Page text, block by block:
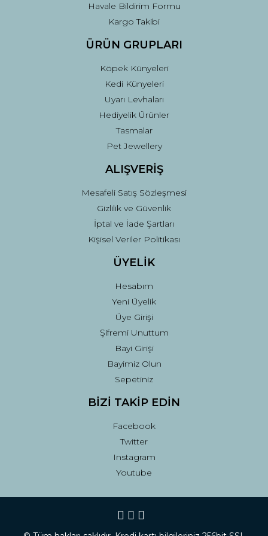
Havale Bildirim Formu
Kargo Takibi
ÜRÜN GRUPLARI
Köpek Künyeleri
Kedi Künyeleri
Uyarı Levhaları
Hediyelik Ürünler
Tasmalar
Pet Jewellery
ALIŞVERİŞ
Mesafeli Satış Sözleşmesi
Gizlilik ve Güvenlik
İptal ve İade Şartları
Kişisel Veriler Politikası
ÜYELİK
Hesabım
Yeni Üyelik
Üye Girişi
Şifremi Unuttum
Bayi Girişi
Bayimiz Olun
Sepetiniz
BİZİ TAKİP EDİN
Facebook
Twitter
Instagram
Youtube